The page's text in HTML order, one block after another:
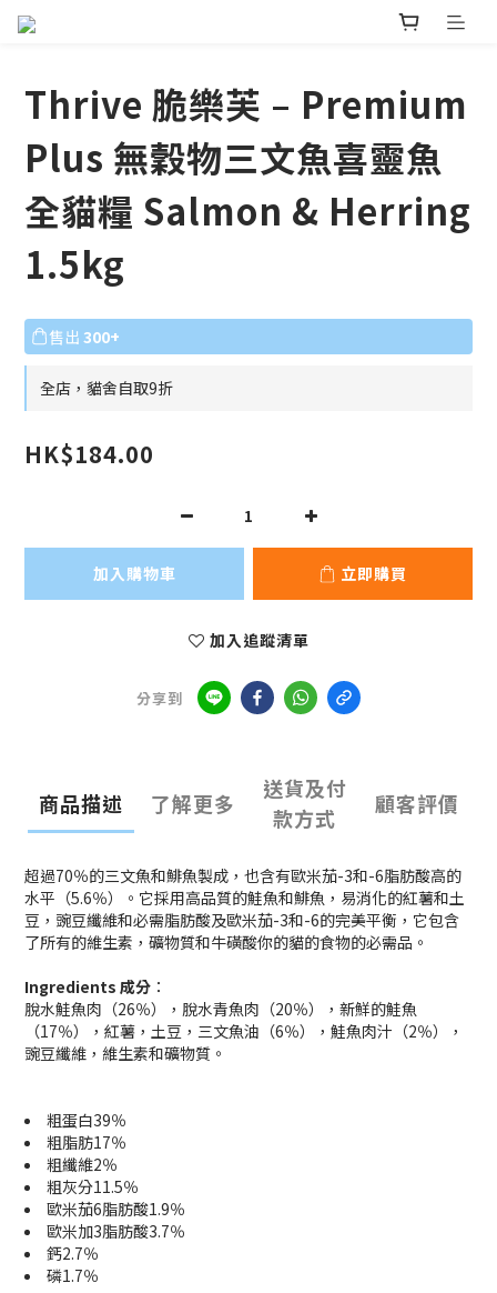
Thrive 脆樂芙 – Premium
Plus 無穀物三文魚喜靈魚
全貓糧 Salmon & Herring
1.5kg
售出 300+
全店，貓舍自取9折
HK$184.00
加入購物車 立即購買
加入追蹤清單
分享到
商品描述 了解更多
送貨及付
款方式
顧客評價
超過70％的三文魚和鯡魚製成，也含有歐米茄-3和-6脂肪酸高的
水平（5.6％）。它採用高品質的鮭魚和鯡魚，易消化的紅薯和土
豆，豌豆纖維和必需脂肪酸及歐米茄-3和-6的完美平衡，它包含
了所有的維生素，礦物質和牛磺酸你的貓的食物的必需品。
Ingredients 成分 ：
脫水鮭魚肉（26％），脫水青魚肉（20％），新鮮的鮭魚
（17％），紅薯，土豆，三文魚油（6％），鮭魚肉汁（2％），
豌豆纖維，維生素和礦物質。
粗蛋白39％
粗脂肪17％
粗纖維2％
粗灰分11.5％
歐米茄6脂肪酸1.9％
歐米加3脂肪酸3.7％
鈣2.7％
磷1.7％